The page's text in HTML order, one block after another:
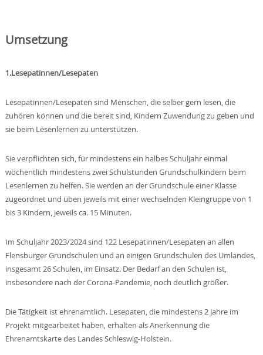
Umsetzung
1.Lesepatinnen/Lesepaten
Lesepatinnen/Lesepaten sind Menschen, die selber gern lesen, die
zuhören können und die bereit sind, Kindern Zuwendung zu geben und
sie beim Lesenlernen zu unterstützen.
Sie verpflichten sich, für mindestens ein halbes Schuljahr einmal
wöchentlich mindestens zwei Schulstunden Grundschulkindern beim
Lesenlernen zu helfen. Sie werden an der Grundschule einer Klasse
zugeordnet und üben jeweils mit einer wechselnden Kleingruppe von 1
bis 3 Kindern, jeweils ca. 15 Minuten.
Im Schuljahr 2023/2024 sind 122 Lesepatinnen/Lesepaten an allen
Flensburger Grundschulen und an einigen Grundschulen des Umlandes,
insgesamt 26 Schulen, im Einsatz. Der Bedarf an den Schulen ist,
insbesondere nach der Corona-Pandemie, noch deutlich größer.
Die Tätigkeit ist ehrenamtlich. Lesepaten, die mindestens 2 Jahre im
Projekt mitgearbeitet haben, erhalten als Anerkennung die
Ehrenamtskarte des Landes Schleswig-Holstein.